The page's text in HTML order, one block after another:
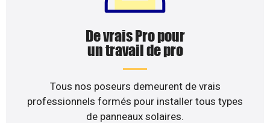
De vrais Pro pour
un travail de pro
Tous nos poseurs demeurent de vrais
professionnels formés pour installer tous types
de panneaux solaires.